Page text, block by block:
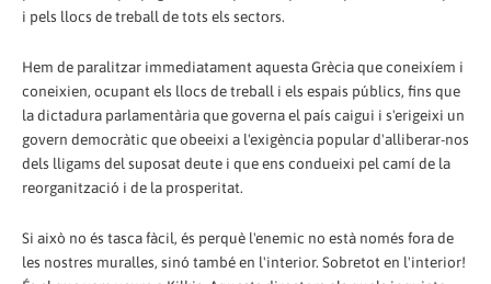
i pels llocs de treball de tots els sectors.
Hem de paralitzar immediatament aquesta Grècia que coneixíem i
coneixien, ocupant els llocs de treball i els espais públics, fins que
la dictadura parlamentària que governa el país caigui i s'erigeixi un
govern democràtic que obeeixi a l'exigència popular d'alliberar-nos
dels lligams del suposat deute i que ens condueixi pel camí de la
reorganització i de la prosperitat.
Si això no és tasca fàcil, és perquè l'enemic no està només fora de
les nostres muralles, sinó també en l'interior. Sobretot en l'interior!